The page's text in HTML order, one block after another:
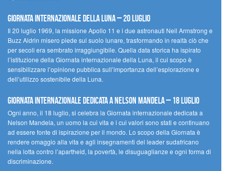
Giornata Internazionale della Luna – 20 luglio
Il 20 luglio 1969, la missione Apollo 11 e i due astronauti Neil Armstrong e
Buzz Aldrin misero piede sul suolo lunare, trasformando in realtà ciò che
per secoli era sembrato irraggiungibile. Quella data storica ha ispirato
l’istituzione della Giornata internazionale della Luna, il cui scopo è
sensibilizzare l’opinione pubblica sull’importanza dell’esplorazione e
dell’utilizzo sostenibile della Luna.
Giornata internazionale dedicata a Nelson Mandela – 18 luglio
Ogni anno, il 18 luglio, si celebra la Giornata internazionale dedicata a
Nelson Mandela, un uomo la cui vita e i cui valori sono stati e continuano
ad essere fonte di ispirazione per il mondo. Lo scopo della Giornata è
rendere omaggio alla vita e agli insegnamenti del leader sudafricano
nella lotta contro l’apartheid, la povertà, le disuguaglianze e ogni forma di
discriminazione.